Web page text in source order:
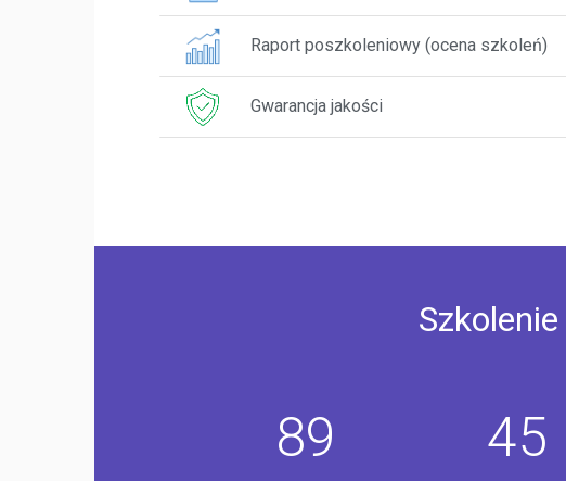
Raport poszkoleniowy (ocena szkoleń)
Gwarancja jakości
Szkolenie
89 45